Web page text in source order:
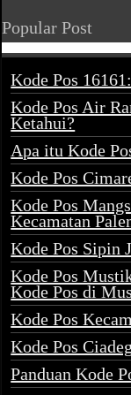
Popular Post
Kode Pos
Kode Pos Air
Ketahui?
Apa itu Kode
Kode Pos
Kode Pos
Kecamatan
Kode Pos Sipin
Kode Pos
Kode Pos di
Kode Pos
Kode Pos
Panduan Kode